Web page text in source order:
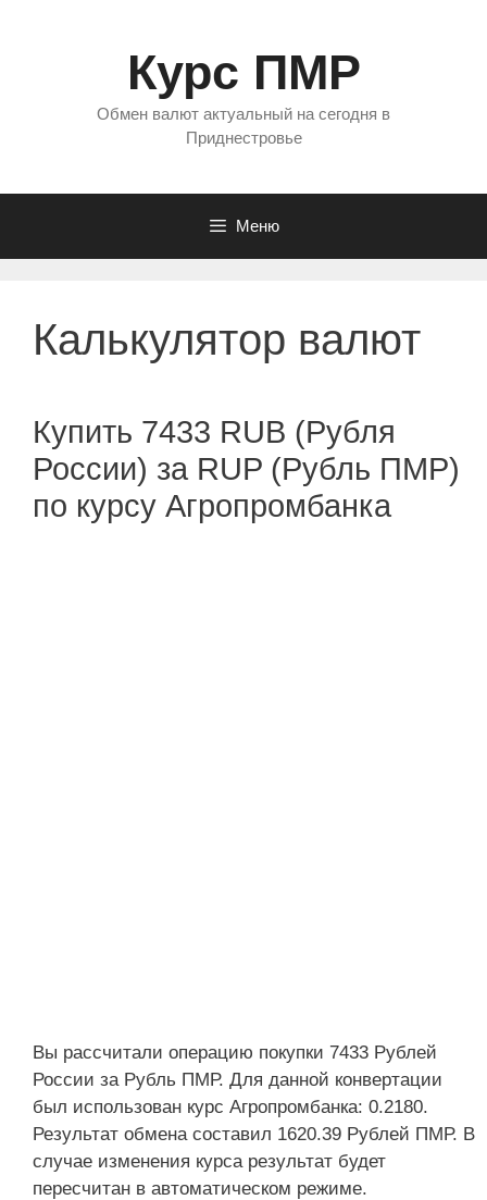
Курс ПМР
Обмен валют актуальный на сегодня в
Приднестровье
Меню
Калькулятор валют
Купить 7433 RUB (Рубля
России) за RUP (Рубль ПМР)
по курсу Агропромбанка
Вы рассчитали операцию покупки 7433 Рублей
России за Рубль ПМР. Для данной конвертации
был использован курс Агропромбанка: 0.2180.
Результат обмена составил 1620.39 Рублей ПМР. В
случае изменения курса результат будет
пересчитан в автоматическом режиме.